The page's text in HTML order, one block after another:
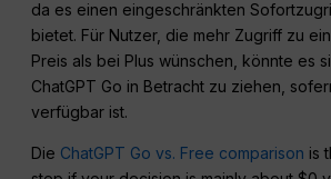
da es einen eingeschränkten
bietet. Für Nutzer, die mehr Zugriff zu
Preis als bei Plus wünschen, könnte es
ChatGPT Go in Betracht zu ziehen,
verfügbar ist.
Die ChatGPT Go vs. Free comparison is